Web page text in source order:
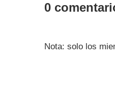
0
Nota: solo los